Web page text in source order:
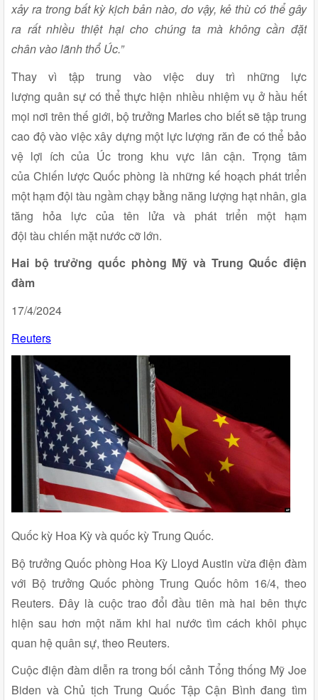
xảy ra trong bất kỳ kịch bản nào, do vậy, kẻ thù có thể gây
ra rất nhiều thiệt hại cho chúng ta mà không cần đặt
chân vào lãnh thổ Úc.”
Thay vì tập trung vào việc duy trì những lực
lượng quân sự có thể thực hiện nhiều nhiệm vụ ở hầu hết
mọi nơi trên thế giới, bộ trưởng Marles cho biết sẽ tập trung
cao độ vào việc xây dựng một lực lượng răn đe có thể bảo
vệ lợi ích của Úc trong khu vực lân cận. Trọng tâm
của Chiến lược Quốc phòng là những kế hoạch phát triển
một hạm đội tàu ngầm chạy bằng năng lượng hạt nhân, gia
tăng hỏa lực của tên lửa và phát triển một hạm
đội tàu chiến mặt nước cỡ lớn.
Hai bộ trưởng quốc phòng Mỹ và Trung Quốc điện
đàm
17/4/2024
Reuters
Quốc kỳ Hoa Kỳ và quốc kỳ Trung Quốc.
Bộ trưởng Quốc phòng Hoa Kỳ Lloyd Austin vừa điện đàm
với Bộ trưởng Quốc phòng Trung Quốc hôm 16/4, theo
Reuters. Đây là cuộc trao đổi đầu tiên mà hai bên thực
hiện sau hơn một năm khi hai nước tìm cách khôi phục
quan hệ quân sự, theo Reuters.
Cuộc điện đàm diễn ra trong bối cảnh Tổng thống Mỹ Joe
Biden và Chủ tịch Trung Quốc Tập Cận Bình đang tìm